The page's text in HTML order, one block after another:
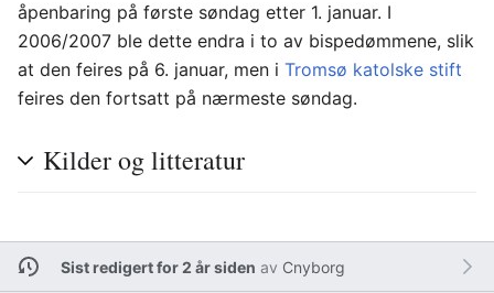
åpenbaring på første søndag etter 1. januar. I
2006/2007 ble dette endra i to av bispedømmene, slik
at den feires på 6. januar, men i Tromsø katolske stift
feires den fortsatt på nærmeste søndag.
Kilder og litteratur
Sist redigert for 2 år siden av Cnyborg